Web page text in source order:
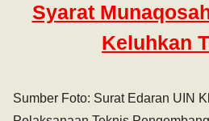
Syarat
Keluhkan
Sumber Foto: Surat Edaran UIN